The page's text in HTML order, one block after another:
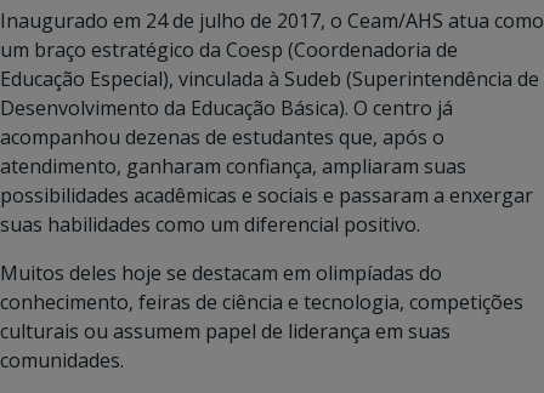
Inaugurado em 24 de julho de 2017, o Ceam/AHS atua como
um braço estratégico da Coesp (Coordenadoria de
Educação Especial), vinculada à Sudeb (Superintendência de
Desenvolvimento da Educação Básica). O centro já
acompanhou dezenas de estudantes que, após o
atendimento, ganharam confiança, ampliaram suas
possibilidades acadêmicas e sociais e passaram a enxergar
suas habilidades como um diferencial positivo.
Muitos deles hoje se destacam em olimpíadas do
conhecimento, feiras de ciência e tecnologia, competições
culturais ou assumem papel de liderança em suas
comunidades.